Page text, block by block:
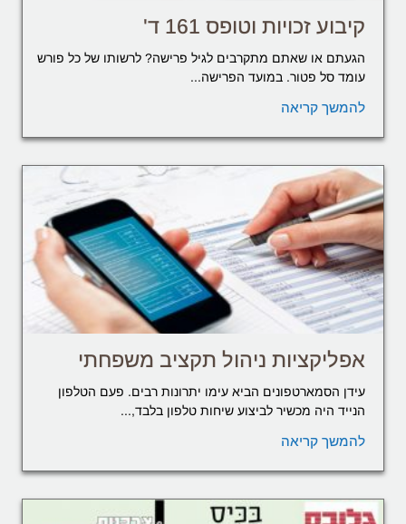
קיבוע זכויות וטופס 161 ד'
הגעתם או שאתם מתקרבים לגיל פרישה? לרשותו של כל פורש
עומד סל פטור. במועד הפרישה...
להמשך קריאה
אפליקציות ניהול תקציב משפחתי
עידן הסמארטפונים הביא עימו יתרונות רבים. פעם הטלפון
הנייד היה מכשיר לביצוע שיחות טלפון בלבד,...
להמשך קריאה